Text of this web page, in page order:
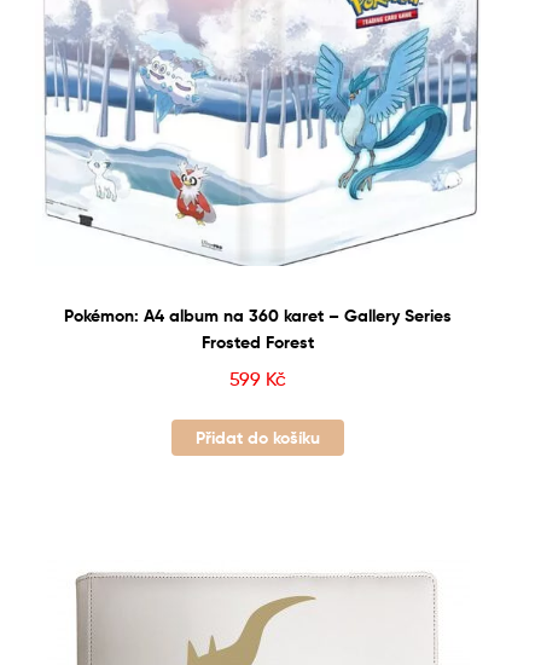
Pokémon: A4 album na 360 karet – Gallery Series
Frosted Forest
599 Kč
Přidat do košíku